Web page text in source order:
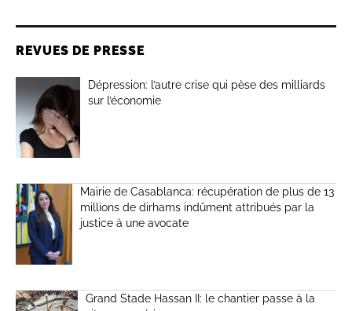
REVUES DE PRESSE
Dépression: l’autre crise qui pèse des milliards
sur l’économie
Mairie de Casablanca: récupération de plus de 13
millions de dirhams indûment attribués par la
justice à une avocate
Grand Stade Hassan II: le chantier passe à la